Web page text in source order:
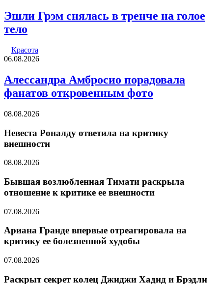
Эшли Грэм снялась в тренче на голое
тело
Красота
06.08.2026
Алессандра Амбросио порадовала
фанатов откровенным фото
08.08.2026
Невеста Роналду ответила на критику
внешности
08.08.2026
Бывшая возлюбленная Тимати раскрыла
отношение к критике ее внешности
07.08.2026
Ариана Гранде впервые отреагировала на
критику ее болезненной худобы
07.08.2026
Раскрыт секрет колец Джиджи Хадид и Брэдли